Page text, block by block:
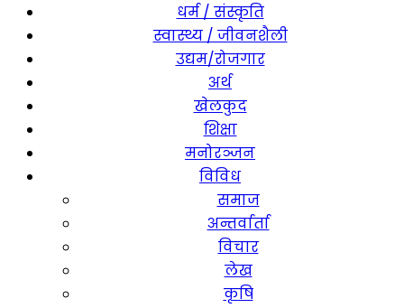
धर्म / संस्कृति
स्वास्थ्य / जीवनशैली
उद्यम/रोजगार
अर्थ
खेलकुद
शिक्षा
मनोरञ्जन
विविध
समाज
अन्तर्वार्ता
विचार
लेख
कृषि